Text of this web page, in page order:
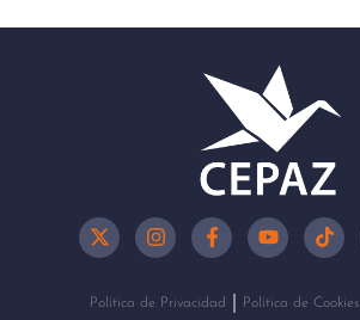
Política de Privacidad Política de Cookies